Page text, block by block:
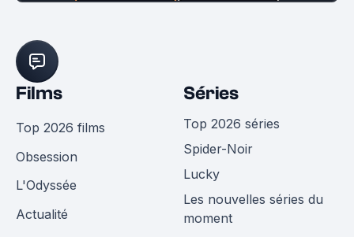
Films
Top 2026 films
Obsession
L'Odyssée
Actualité
Séries
Top 2026 séries
Spider-Noir
Lucky
Les nouvelles séries du
moment